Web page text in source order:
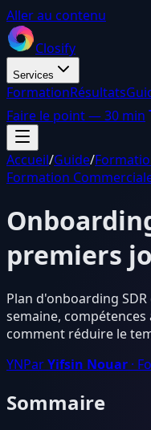
Aller au contenu
Closify
Services
FormationRésultats
Faire le point — 30 min
Accueil/Guide/
Formation
premiers
Plan d'onboarding
semaine,
comment réduire le
YNParYifsin Nouar ·
Sommaire